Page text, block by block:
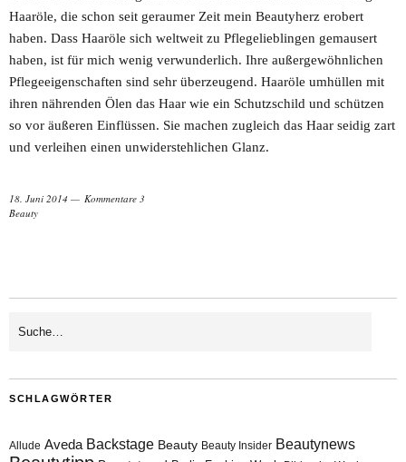
Haaröle, die schon seit geraumer Zeit mein Beautyherz erobert
haben. Dass Haaröle sich weltweit zu Pflegelieblingen gemausert
haben, ist für mich wenig verwunderlich. Ihre außergewöhnlichen
Pflegeeigenschaften sind sehr überzeugend. Haaröle umhüllen mit
ihren nährenden Ölen das Haar wie ein Schutzschild und schützen
so vor äußeren Einflüssen. Sie machen zugleich das Haar seidig zart
und verleihen einen unwiderstehlichen Glanz.
18. Juni 2014
Kommentare 3
Beauty
SCHLAGWÖRTER
Allude Aveda Backstage Beauty Beauty Insider Beautynews